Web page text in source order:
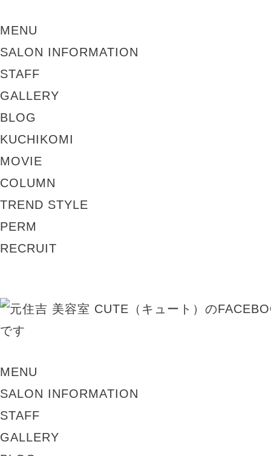
MENU
SALON INFORMATION
STAFF
GALLERY
BLOG
KUCHIKOMI
MOVIE
COLUMN
TREND STYLE
PERM
RECRUIT
MENU
SALON INFORMATION
STAFF
GALLERY